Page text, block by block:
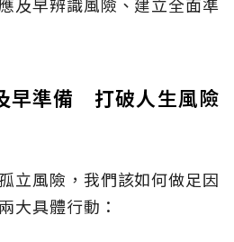
及早辨識風險、建立全面準
早準備 打破人生風險
立風險，我們該如何做足因
大具體行動：